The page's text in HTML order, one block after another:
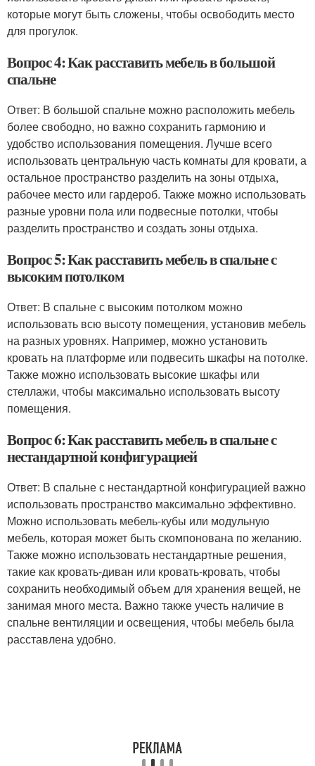
которые могут быть сложены, чтобы освободить место
для прогулок.
Вопрос 4: Как расставить мебель в большой
спальне
Ответ: В большой спальне можно расположить мебель
более свободно, но важно сохранить гармонию и
удобство использования помещения. Лучше всего
использовать центральную часть комнаты для кровати, а
остальное пространство разделить на зоны отдыха,
рабочее место или гардероб. Также можно использовать
разные уровни пола или подвесные потолки, чтобы
разделить пространство и создать зоны отдыха.
Вопрос 5: Как расставить мебель в спальне с
высоким потолком
Ответ: В спальне с высоким потолком можно
использовать всю высоту помещения, установив мебель
на разных уровнях. Например, можно установить
кровать на платформе или подвесить шкафы на потолке.
Также можно использовать высокие шкафы или
стеллажи, чтобы максимально использовать высоту
помещения.
Вопрос 6: Как расставить мебель в спальне с
нестандартной конфигурацией
Ответ: В спальне с нестандартной конфигурацией важно
использовать пространство максимально эффективно.
Можно использовать мебель-кубы или модульную
мебель, которая может быть скомпонована по желанию.
Также можно использовать нестандартные решения,
такие как кровать-диван или кровать-кровать, чтобы
сохранить необходимый объем для хранения вещей, не
занимая много места. Важно также учесть наличие в
спальне вентиляции и освещения, чтобы мебель была
расставлена удобно.